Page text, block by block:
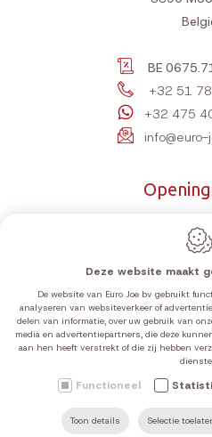
BE
+32 51
+32 475
Woensdag
Donderdag
Vrijdag
Zaterdag
De actuele openingsuren vindt
Op zon- en feestdagen zijn
aangegeven
Deze website maakt
De website van Euro Joe bv gebruikt
analyseren van websiteverkeer of
delen van informatie, over uw gebruik van
media en advertentiepartners, die deze
aan hen heeft verstrekt of die zij hebben
Functioneel
Toon details Selectie
MAIL ONS HOME